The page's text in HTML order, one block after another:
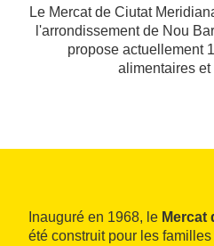
Le Mercat de Ciutat
l'arrondissement de Nou
propose actuellement
alimentaires et
Inauguré en 1968, le Mercat
été construit pour les